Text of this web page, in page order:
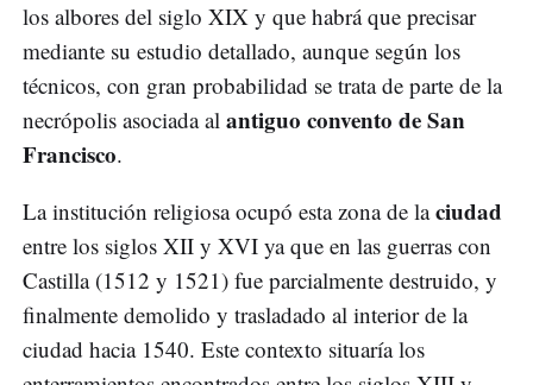
los albores del siglo XIX y que habrá que precisar
mediante su estudio detallado, aunque según los
técnicos, con gran probabilidad se trata de parte de la
necrópolis asociada al antiguo convento de San
Francisco.
La institución religiosa ocupó esta zona de laciudad
entre los siglos XII y XVI ya que en las guerras con
Castilla (1512 y 1521) fue parcialmente destruido, y
finalmente demolido y trasladado al interior de la
ciudad hacia 1540. Este contexto situaría los